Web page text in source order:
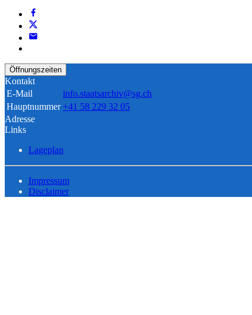
Öffnungszeiten
Kontakt
E-Mail
info.staatsarchiv@sg.ch
Hauptnummer +41 58 229 32 05
Adresse
Links
Lageplan
Impressum
Disclaimer